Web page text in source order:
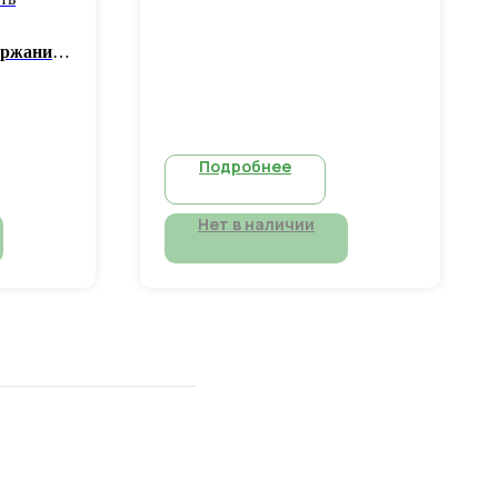
Подробнее
Нет в наличии